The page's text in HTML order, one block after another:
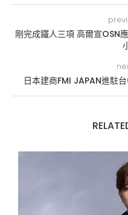
剛完成鐵人三項 高爾宣OSN
日本建商FMI JAPAN進駐